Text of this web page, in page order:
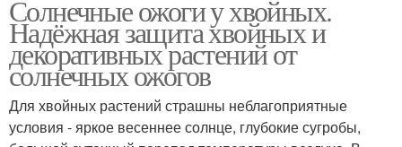
Солнечные ожоги у хвойных.
Надёжная защита хвойных и
декоративных растений от
солнечных ожогов
Для хвойных растений страшны неблагоприятные
условия - яркое весеннее солнце, глубокие сугробы,